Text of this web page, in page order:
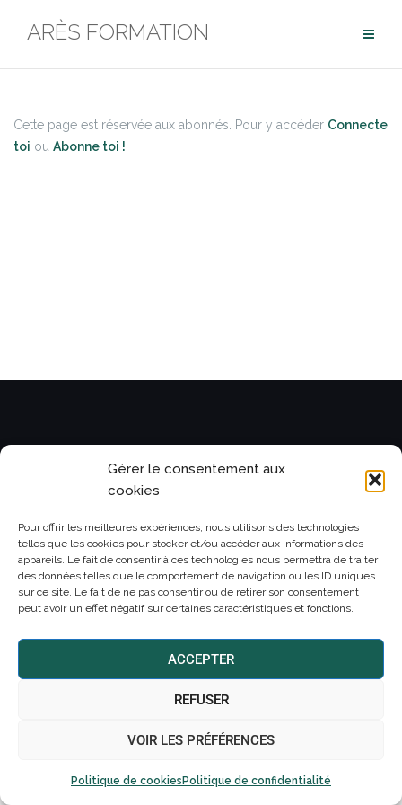
Gérer le consentement aux
cookies
Pour offrir les meilleures expériences, nous utilisons des technologies
telles que les cookies pour stocker et/ou accéder aux informations des
appareils. Le fait de consentir à ces technologies nous permettra de traiter
des données telles que le comportement de navigation ou les ID uniques
sur ce site. Le fait de ne pas consentir ou de retirer son consentement
peut avoir un effet négatif sur certaines caractéristiques et fonctions.
ACCEPTER
REFUSER
VOIR LES PRÉFÉRENCES
Politique de cookies Politique de confidentialité
ARÈS FORMATION
Cette page est réservée aux abonnés. Pour y accéder Connecte
toi ou Abonne toi !
Politique de confidentialité